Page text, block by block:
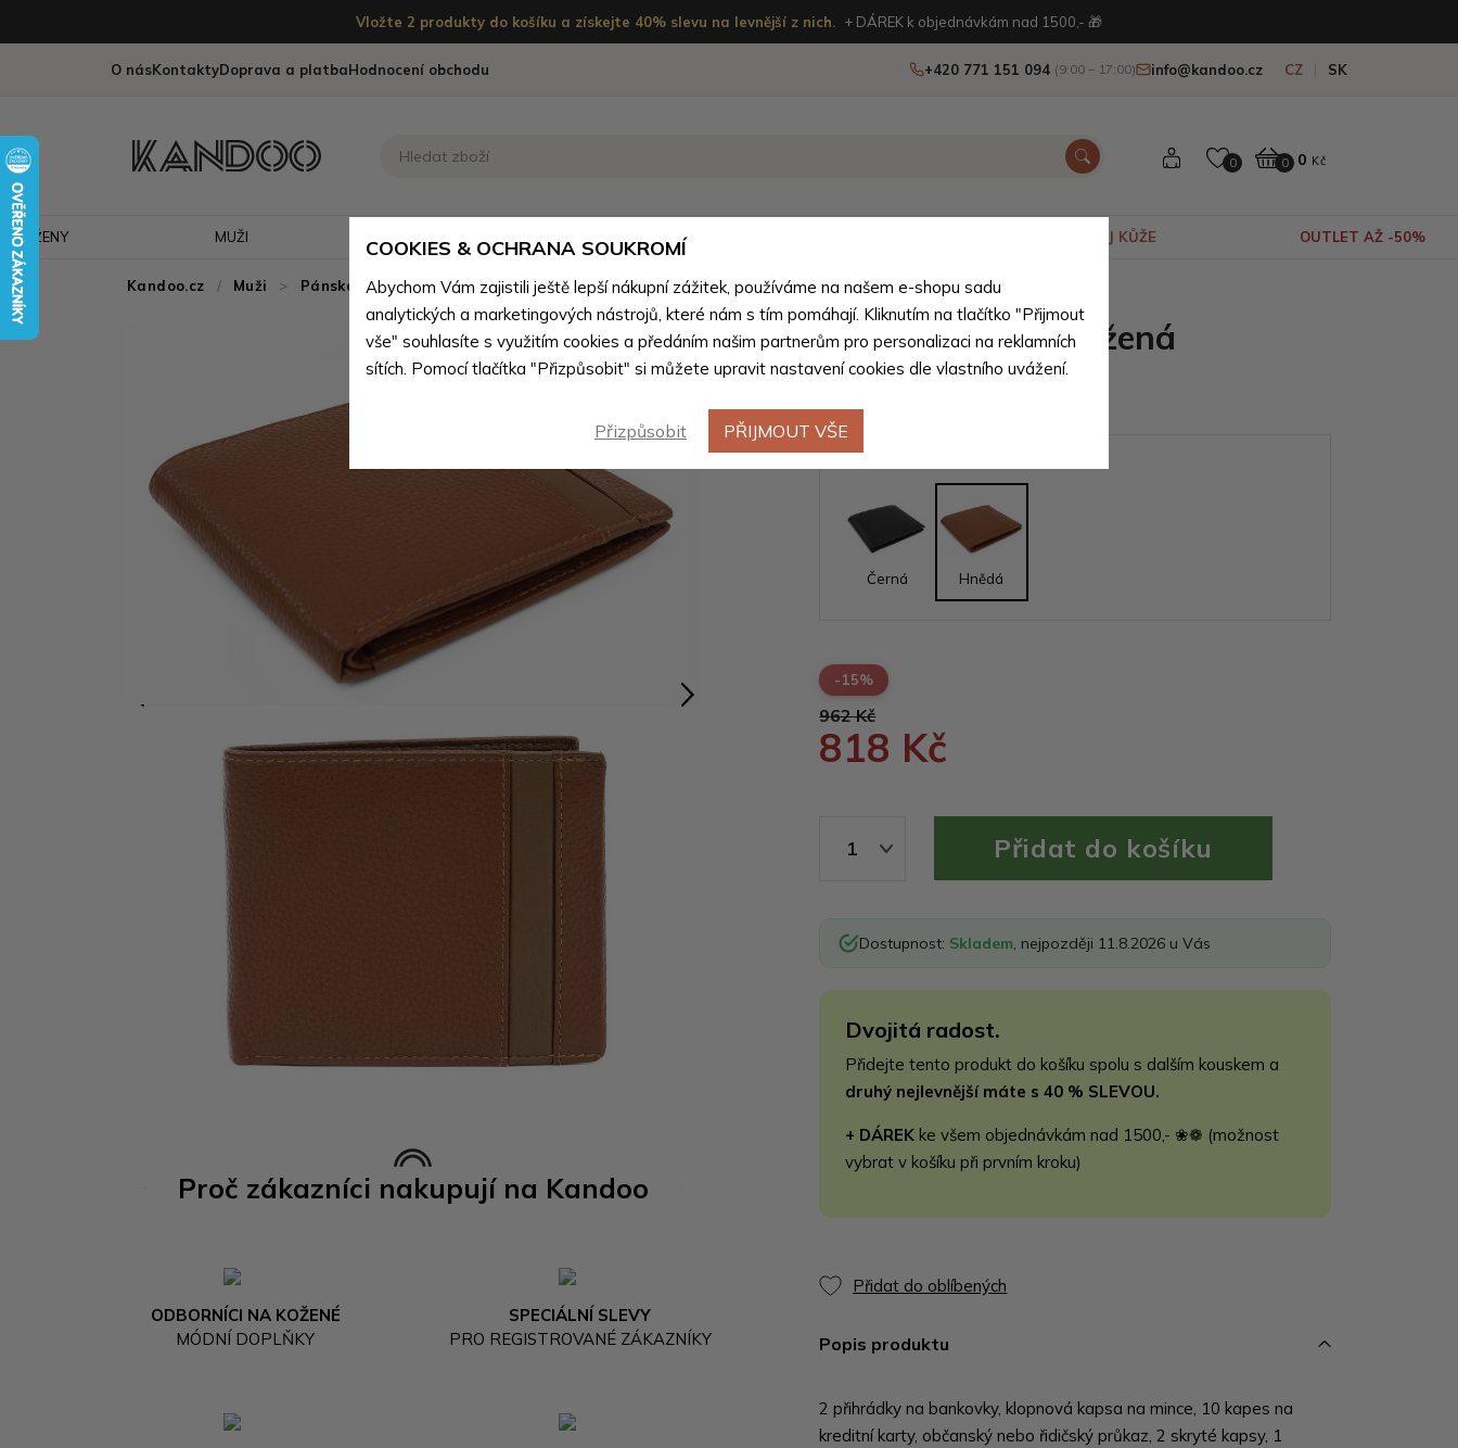
Vložte 2 produkty do košíku a získejte 40% slevu na levnější z nich. + DÁREK k objednávkám nad 1500,- 🎁
O násKontaktyDoprava a platbaHodnocení obchodu +420 771 151 094 (9:00 – 17:00) info@kandoo.cz CZ SK
0 0 0 Kč
ŽENY MUŽI VÝPRODEJ KŮŽE OUTLET AŽ -50%
Kandoo.cz Muži > Pánské peněženky > Pánské peněženky podle materiálu > Pánské peněženky z přírodní pravé kůže
Proč zákazníci nakupují na Kandoo
ODBORNÍCI NA KOŽENÉ
MÓDNÍ DOPLŇKY
SPECIÁLNÍ SLEVY
PRO REGISTROVANÉ ZÁKAZNÍKY
Hnědá pánská kožená
peněženka Bertil
Barevné varianty
Černá Hnědá
-15%
962 Kč
818 Kč
1
Dostupnost: Skladem , nejpozději 11.8.2026 u Vás
Dvojitá radost.
Přidejte tento produkt do košíku spolu s dalším kouskem a
druhý nejlevnější máte s 40 % SLEVOU.
+ DÁREK ke všem objednávkám nad 1500,- ❀❁ (možnost
vybrat v košíku při prvním kroku)
Přidat do oblíbených
Popis produktu
2 přihrádky na bankovky, klopnová kapsa na mince, 10 kapes na
kreditní karty, občanský nebo řidičský průkaz, 2 skryté kapsy, 1
COOKIES & OCHRANA SOUKROMÍ
Abychom Vám zajistili ještě lepší nákupní zážitek, používáme na našem e-shopu sadu
analytických a marketingových nástrojů, které nám s tím pomáhají. Kliknutím na tlačítko "Přijmout
vše" souhlasíte s využitím cookies a předáním našim partnerům pro personalizaci na reklamních
sítích. Pomocí tlačítka "Přizpůsobit" si můžete upravit nastavení cookies dle vlastního uvážení.
Přizpůsobit PŘIJMOUT VŠE